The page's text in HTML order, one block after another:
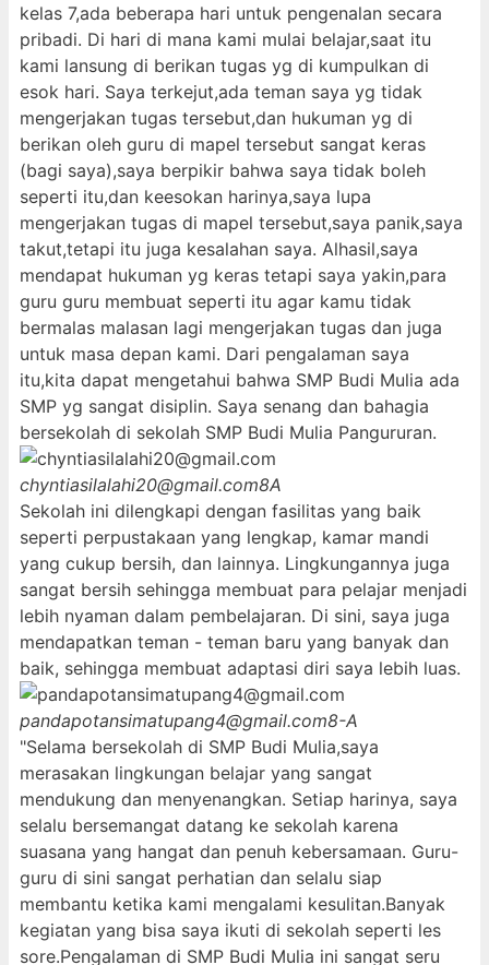
kelas 7,ada beberapa hari untuk pengenalan secara
pribadi. Di hari di mana kami mulai belajar,saat itu
kami lansung di berikan tugas yg di kumpulkan di
esok hari. Saya terkejut,ada teman saya yg tidak
mengerjakan tugas tersebut,dan hukuman yg di
berikan oleh guru di mapel tersebut sangat keras
(bagi saya),saya berpikir bahwa saya tidak boleh
seperti itu,dan keesokan harinya,saya lupa
mengerjakan tugas di mapel tersebut,saya panik,saya
takut,tetapi itu juga kesalahan saya. Alhasil,saya
mendapat hukuman yg keras tetapi saya yakin,para
guru guru membuat seperti itu agar kamu tidak
bermalas malasan lagi mengerjakan tugas dan juga
untuk masa depan kami. Dari pengalaman saya
itu,kita dapat mengetahui bahwa SMP Budi Mulia ada
SMP yg sangat disiplin. Saya senang dan bahagia
bersekolah di sekolah SMP Budi Mulia Pangururan.
chyntiasilalahi20@gmail.com8A
Sekolah ini dilengkapi dengan fasilitas yang baik
seperti perpustakaan yang lengkap, kamar mandi
yang cukup bersih, dan lainnya. Lingkungannya juga
sangat bersih sehingga membuat para pelajar menjadi
lebih nyaman dalam pembelajaran. Di sini, saya juga
mendapatkan teman - teman baru yang banyak dan
baik, sehingga membuat adaptasi diri saya lebih luas.
pandapotansimatupang4@gmail.com8-A
"Selama bersekolah di SMP Budi Mulia,saya
merasakan lingkungan belajar yang sangat
mendukung dan menyenangkan. Setiap harinya, saya
selalu bersemangat datang ke sekolah karena
suasana yang hangat dan penuh kebersamaan. Guru-
guru di sini sangat perhatian dan selalu siap
membantu ketika kami mengalami kesulitan.Banyak
kegiatan yang bisa saya ikuti di sekolah seperti les
sore.Pengalaman di SMP Budi Mulia ini sangat seru